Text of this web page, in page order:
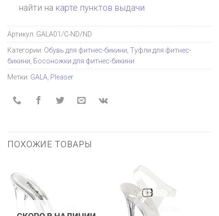
найти на карте пунктов выдачи
Артикул: GALA01/C-ND/ND
Категории: Обувь для фитнес-бикини Туфли для фитнес-
бикини Босоножки для фитнес-бикини
Метки: GALA Pleaser
ПОХОЖИЕ ТОВАРЫ